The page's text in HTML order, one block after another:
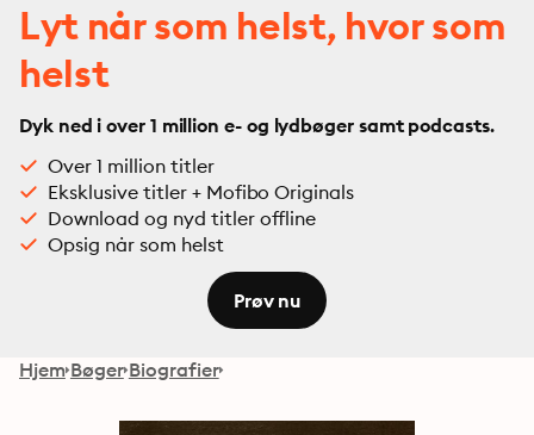
Lyt når som helst, hvor som
helst
Dyk ned i over 1 million e- og lydbøger samt podcasts.
Over 1 million titler
Eksklusive titler + Mofibo Originals
Download og nyd titler offline
Opsig når som helst
Prøv nu
Hjem Bøger Biografier